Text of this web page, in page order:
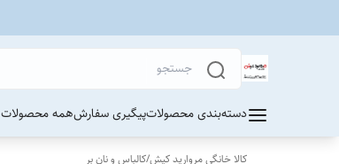
دسته‌بندی محصولاتپیگیری سفارشهمه محصولات
کالا خانگی مروارید کیش/کالباس و نان بر